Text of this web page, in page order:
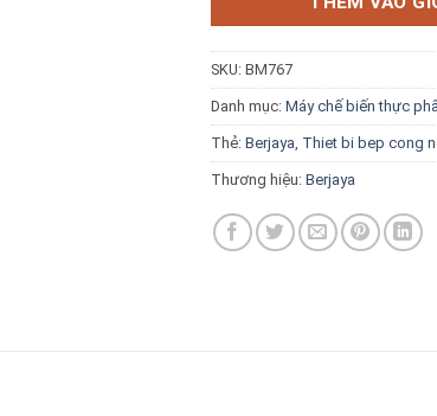
Báo giá miễn phí →
SKU: BM767
Danh mục: Máy chế biến thực
Thẻ: Berjaya Thiet bi bep cong
Thương hiệu: Berjaya